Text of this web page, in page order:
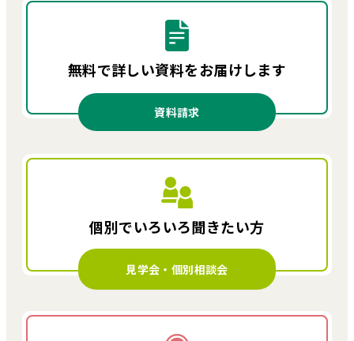
無料で詳しい資料をお届けします
資料請求
個別でいろいろ聞きたい方
見学会・個別相談会